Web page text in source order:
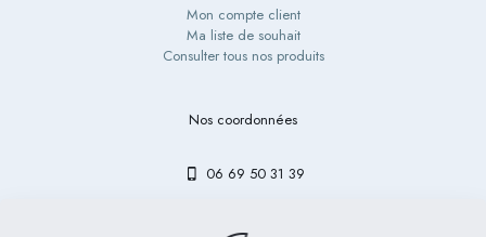
Mon compte client
Ma liste de souhait
Consulter tous nos produits
Nos coordonnées
06 69 50 31 39